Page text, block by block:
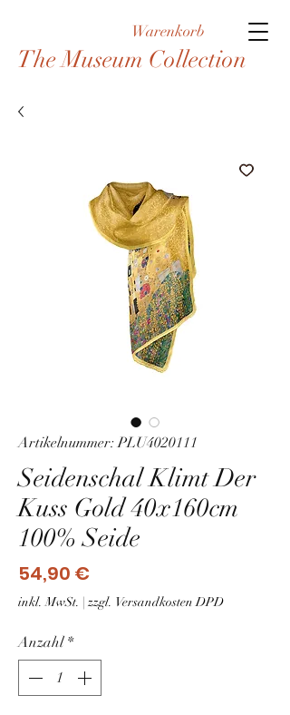
Warenkorb
The Museum Collection
Artikelnummer: PLU4020111
Seidenschal Klimt Der
Kuss Gold 40x160cm
100% Seide
54,90 €
inkl. MwSt. | zzgl. Versandkosten DPD
Anzahl *